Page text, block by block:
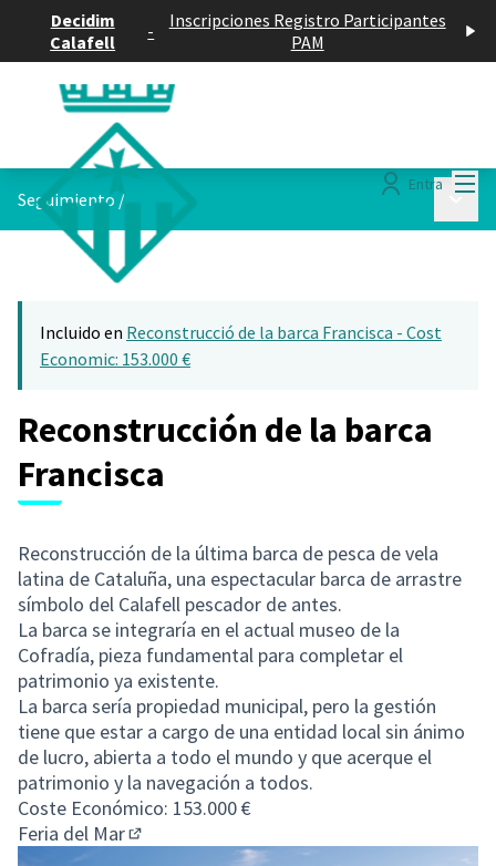
Decidim
Calafell
-
Inscripciones Registro Participantes
PAM
Entra
Seguimiento /
Incluido en Reconstrucció de la barca Francisca - Cost
Economic: 153.000 €
Reconstrucción de la barca
Francisca
Reconstrucción de la última barca de pesca de vela
latina de Cataluña, una espectacular barca de arrastre
símbolo del Calafell pescador de antes.
La barca se integraría en el actual museo de la
Cofradía, pieza fundamental para completar el
patrimonio ya existente.
La barca sería propiedad municipal, pero la gestión
tiene que estar a cargo de una entidad local sin ánimo
de lucro, abierta a todo el mundo y que acerque el
patrimonio y la navegación a todos.
Coste Económico: 153.000 €
Feria del Mar
(Enlace externo)